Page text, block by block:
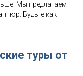
Мы предлагаем
Будьте как
туры от